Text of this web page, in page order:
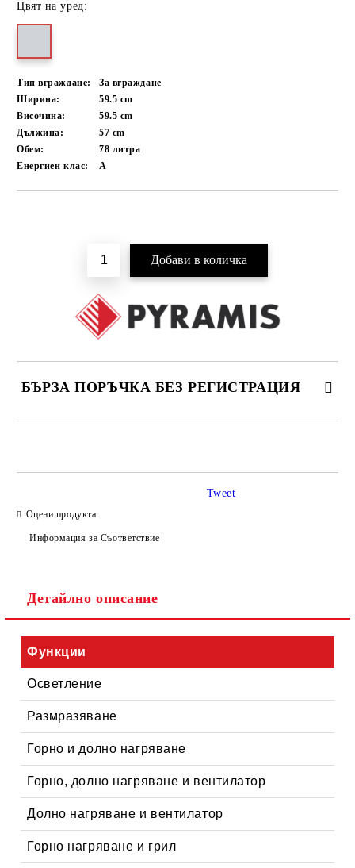
Цвят на уред:
Тип вграждане:
За вграждане
Ширина:
59.5 cm
Височина:
59.5 cm
Дължина:
57 cm
Обем:
78 литра
Енергиен клас:
A
БЪРЗА ПОРЪЧКА БЕЗ РЕГИСТРАЦИЯ
Ние ще се свържем с вас в рамките на работния ден.
Оцени продукта
Информация за Съответствие
Tweet
Детайлно описание
Функции
Осветление
Размразяване
Горно и долно нагряване
Горно, долно нагряване и вентилатор
Долно нагряване и вентилатор
Горно нагряване и грил